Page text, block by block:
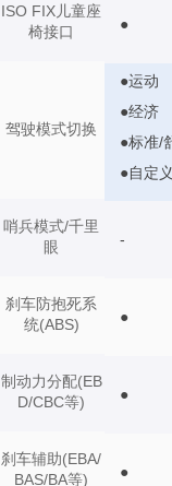
ISO FIX儿童座
椅接口
驾驶模式切换
哨兵模式/千里
眼
刹车防抱死系
统(ABS)
制动力分配(EB
D/CBC等)
刹车辅助(EBA/
BAS/BA等)
●
●运动
●经济
●标准/
●自定
-
●
●
●